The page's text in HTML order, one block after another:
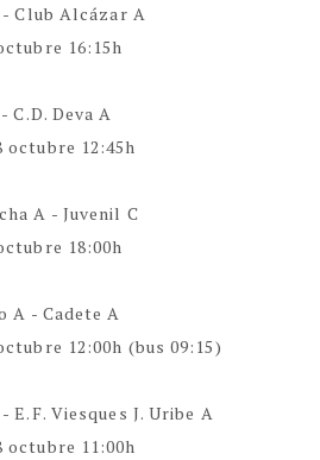
- Club Alcázar A
16:15h
C.D. Deva A
octubre 12:45h
A - Juvenil C
18:00h
A - Cadete A
12:00h (bus 09:15)
E.F. Viesques J. Uribe A
octubre 11:00h